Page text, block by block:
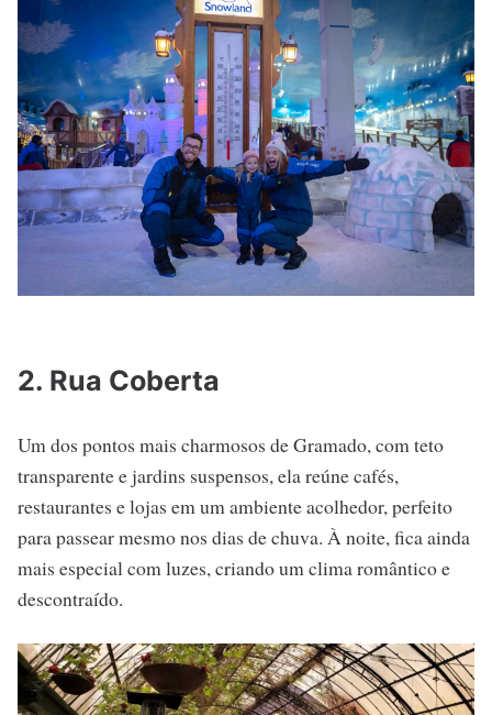
2. Rua Coberta
Um dos pontos mais charmosos de Gramado, com teto
transparente e jardins suspensos, ela reúne cafés,
restaurantes e lojas em um ambiente acolhedor, perfeito
para passear mesmo nos dias de chuva. À noite, fica ainda
mais especial com luzes, criando um clima romântico e
descontraído.